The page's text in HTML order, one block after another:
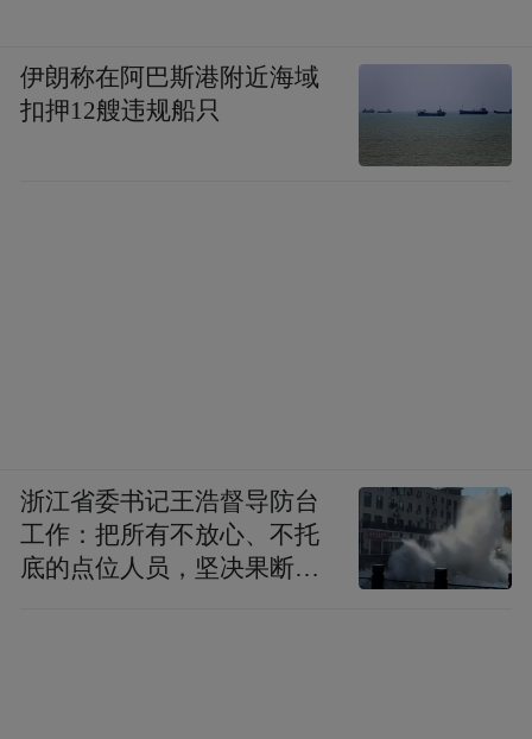
伊朗称在阿巴斯港附近海域
扣押12艘违规船只
浙江省委书记王浩督导防台
工作：把所有不放心、不托
底的点位人员，坚决果断转